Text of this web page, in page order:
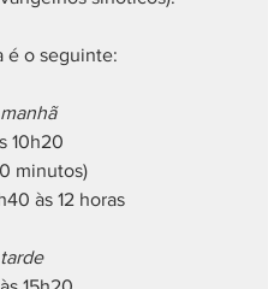
é o seguinte:
10h20
minutos)
às 12 horas